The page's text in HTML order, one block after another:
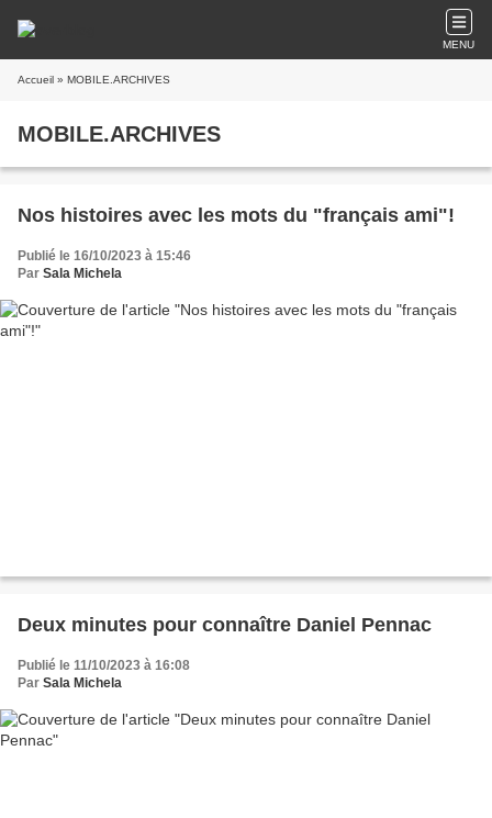
MENU
Accueil » MOBILE.ARCHIVES
MOBILE.ARCHIVES
Nos histoires avec les mots du "français ami"!
Publié le 16/10/2023 à 15:46
Par Sala Michela
Deux minutes pour connaître Daniel Pennac
Publié le 11/10/2023 à 16:08
Par Sala Michela